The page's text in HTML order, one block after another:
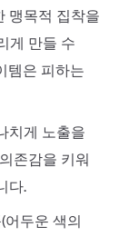
맹목적 집착을
게 만들 수
템은 피하는
치게 노출을
존감을 키워
다.
두운 색의